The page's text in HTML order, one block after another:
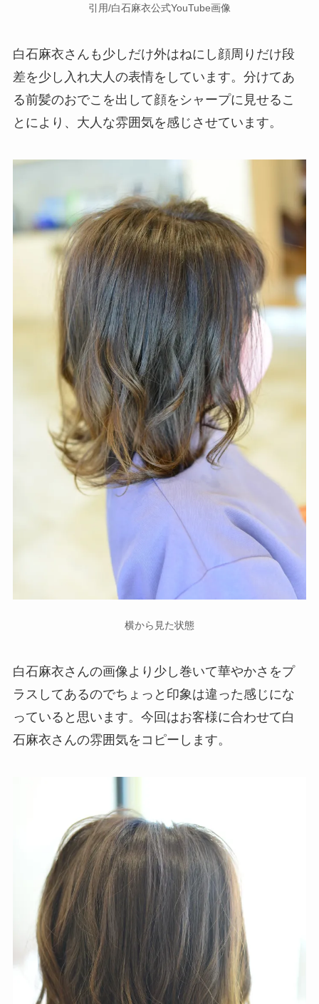
引用/白石麻衣公式YouTube画像
白石麻衣さんも少しだけ外はねにし顔周りだけ段
差を少し入れ大人の表情をしています。 分けてあ
る前髪のおでこを出して顔をシャープに見せるこ
とにより、大人な雰囲気を感じさせています。
横から見た状態
白石麻衣さんの画像より少し巻いて華やかさをプ
ラスしてあるのでちょっと印象は違った感じにな
っていると思います。今回はお客様に合わせて白
石麻衣さんの雰囲気をコピーします。